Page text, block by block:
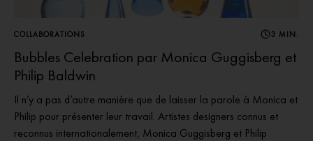
COLLABORATIONS 3 MIN.
Bubbles Celebration par Monica Guggisberg et
Philip Baldwin
Il n’y a pas d’autre manière que de laisser la parole à Monica et
Philip pour présenter leur travail. Artistes designers connus et
reconnus internationalement, Monica Guggisberg et Philip